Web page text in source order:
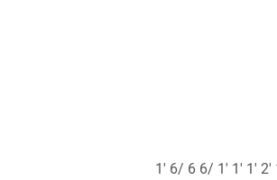
1' 6/ 6 6/ 1' 1' 1' 2'